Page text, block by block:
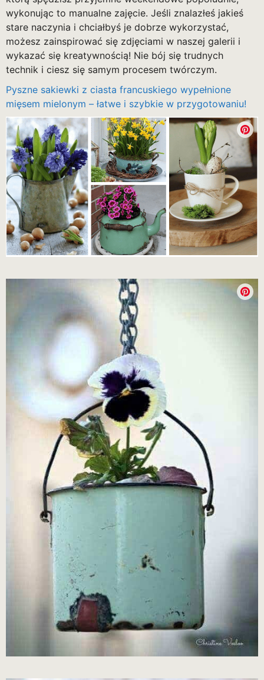
wykonując to manualne zajęcie. Jeśli znalazłeś jakieś
stare naczynia i chciałbyś je dobrze wykorzystać,
możesz zainspirować się zdjęciami w naszej galerii i
wykazać się kreatywnością! Nie bój się trudnych
technik i ciesz się samym procesem twórczym.
Pyszne sakiewki z ciasta francuskiego wypełnione
mięsem mielonym – łatwe i szybkie w przygotowaniu!